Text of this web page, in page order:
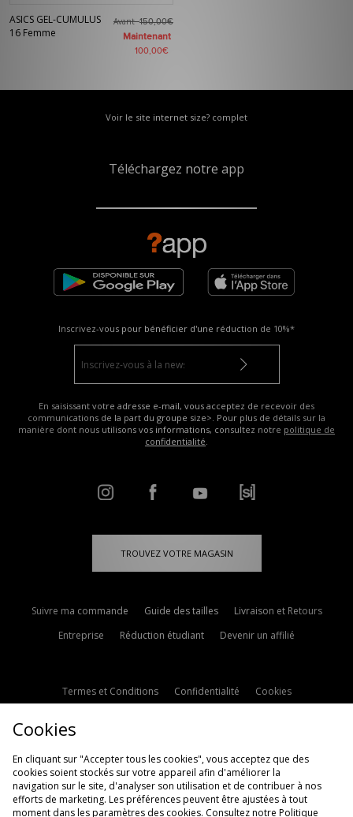
ASICS GEL-CUMULUS
16 Femme
Avant150,00€
Maintenant
100,00€
Voir le site internet size? complet
Téléchargez notre app
Inscrivez-vous pour bénéficier d'une réduction de 10%*
En saisissant votre adresse e-mail, vous acceptez de recevoir des
communications de la part du groupe size>. Pour plus de détails sur la
manière dont nous utilisons vos informations, consultez notre politique de
confidentialité.
TROUVEZ VOTRE MAGASIN
Suivre ma commande Guide des tailles
Livraison et Retours
Entreprise
Réduction étudiant Devenir un affilié
Termes et Conditions Confidentialité
Cookies
Politique d'avis en ligne
Cookies
En cliquant sur "Accepter tous les cookies", vous acceptez que des
cookies soient stockés sur votre appareil afin d'améliorer la
navigation sur le site, d'analyser son utilisation et de contribuer à nos
efforts de marketing. Les préférences peuvent être ajustées à tout
moment dans les paramètres des cookies. Consultez notre Politique